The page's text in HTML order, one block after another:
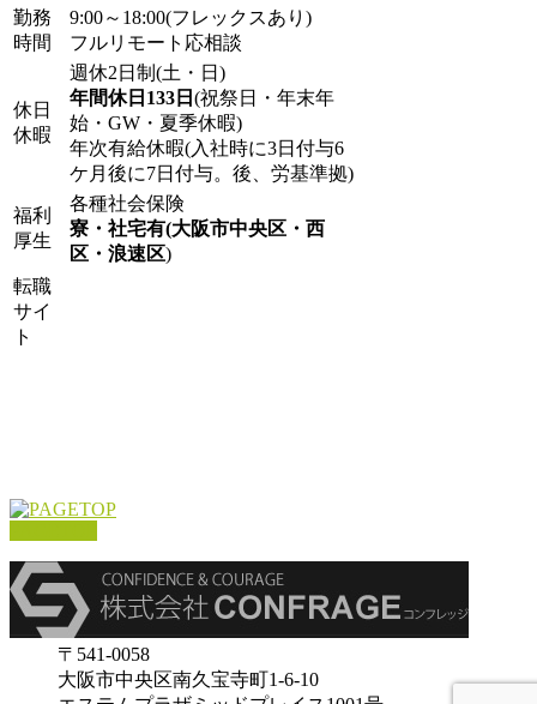
勤務
時間
9:00～18:00(フレックスあり)
フルリモート応相談
休日
休暇
週休2日制(土・日)
年間休日133日 (祝祭日・年末年
始・GW・夏季休暇)
年次有給休暇(入社時に3日付与6
ケ月後に7日付与。後、労基準拠)
福利
厚生
各種社会保険
寮・社宅有(大阪市中央区・西
区・浪速区)
転職
サイ
ト
〒541-0058
大阪市中央区南久宝寺町1-6-10